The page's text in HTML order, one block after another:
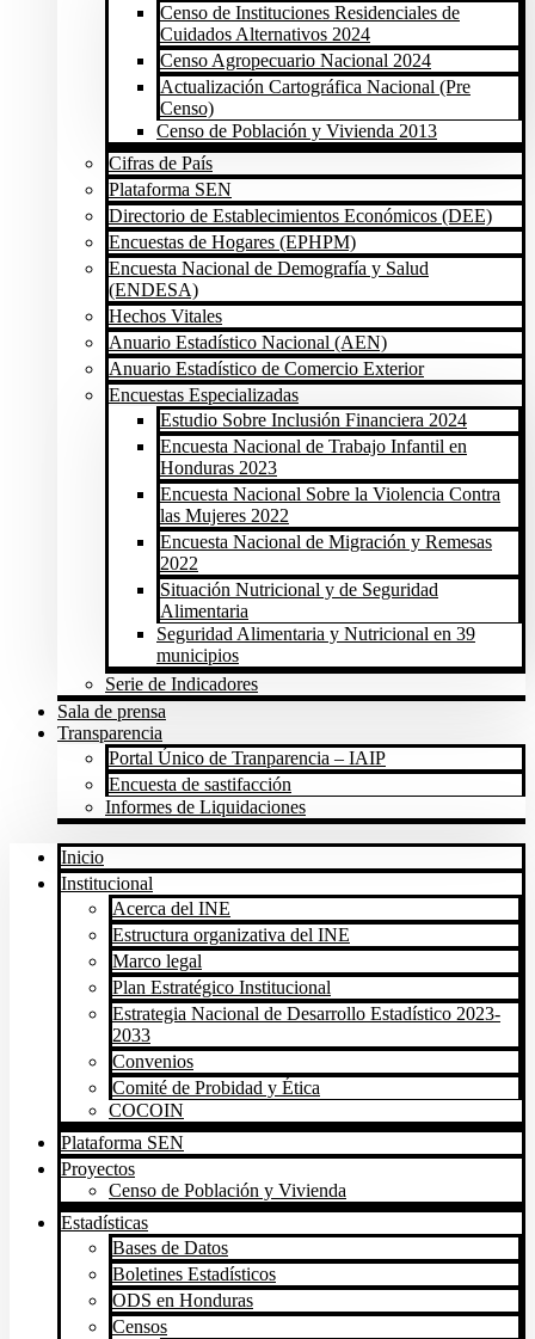
Censo de Instituciones Residenciales de
Cuidados Alternativos 2024
Censo Agropecuario Nacional 2024
Actualización Cartográfica Nacional (Pre
Censo)
Censo de Población y Vivienda 2013
Cifras de País
Plataforma SEN
Directorio de Establecimientos Económicos (DEE)
Encuestas de Hogares (EPHPM)
Encuesta Nacional de Demografía y Salud
(ENDESA)
Hechos Vitales
Anuario Estadístico Nacional (AEN)
Anuario Estadístico de Comercio Exterior
Encuestas Especializadas
Estudio Sobre Inclusión Financiera 2024
Encuesta Nacional de Trabajo Infantil en
Honduras 2023
Encuesta Nacional Sobre la Violencia Contra
las Mujeres 2022
Encuesta Nacional de Migración y Remesas
2022
Situación Nutricional y de Seguridad
Alimentaria
Seguridad Alimentaria y Nutricional en 39
municipios
Serie de Indicadores
Sala de prensa
Transparencia
Portal Único de Tranparencia – IAIP
Encuesta de sastifacción
Informes de Liquidaciones
Inicio
Institucional
Acerca del INE
Estructura organizativa del INE
Marco legal
Plan Estratégico Institucional
Estrategia Nacional de Desarrollo Estadístico 2023-
2033
Convenios
Comité de Probidad y Ética
COCOIN
Plataforma SEN
Proyectos
Censo de Población y Vivienda
Estadísticas
Bases de Datos
Boletines Estadísticos
ODS en Honduras
Censos